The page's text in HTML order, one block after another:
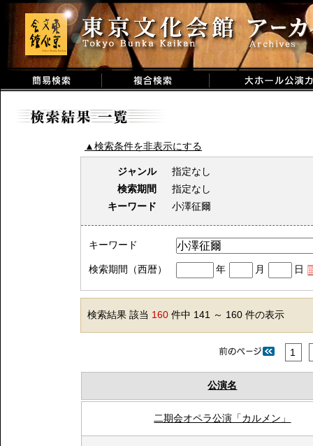
▲検索条件を非表示にする
ジャンル
指定なし
検索期間
指定なし
キーワード
小澤征爾
キーワード
検索期間（西暦） 年 月 日
検索結果 該当 160 件中 141 ～ 160 件の表示
1
公演名
二期会オペラ公演「カルメン」